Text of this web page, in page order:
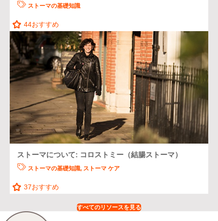
ストーマの基礎知識
44おすすめ
ストーマについて: コロストミー（結腸ストーマ）
ストーマの基礎知識, ストーマ ケア
37おすすめ
すべてのリソースを見る